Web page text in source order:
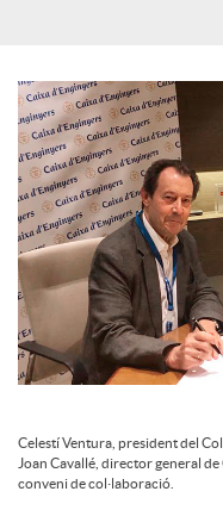
t
i
n
g
u
t
Celestí Ventura, president del
Joan Cavallé, director general
conveni de col·laboració.